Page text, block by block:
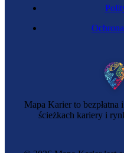
Mapa Karier to
ścieżkach kariery i